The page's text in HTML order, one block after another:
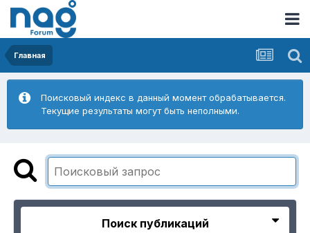
Главная
Поисковый индекс в данный момент обрабатывается.
Текущие результаты могут быть неполными.
Поиск публикаций